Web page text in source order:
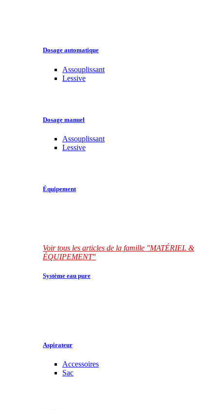
Dosage automatique
Assouplissant
Lessive
Dosage manuel
Assouplissant
Lessive
Équipement
Voir tous les articles de la famille "MATÉRIEL &
ÉQUIPEMENT"
Système eau pure
Aspirateur
Accessoires
Sac